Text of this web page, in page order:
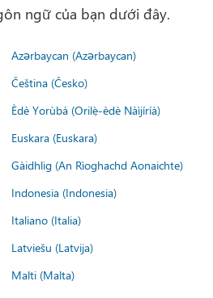
ngữ của bạn dưới đây.
Azərbaycan (Azərbaycan)
Čeština (Česko)
Èdè Yorùbá (Orilẹ̀-èdè Nàìjíríà)
Euskara (Euskara)
Gàidhlig (An Rìoghachd Aonaichte)
Indonesia (Indonesia)
Italiano (Italia)
Latviešu (Latvija)
Malti (Malta)